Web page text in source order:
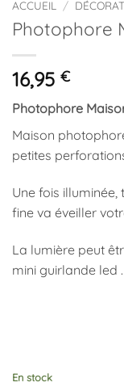
ACCUEIL /
Photophore
16,95 €
Photophore
Maison
petites
Une fois
fine va éveiller
La lumière peut
mini guirlande led .
En stock